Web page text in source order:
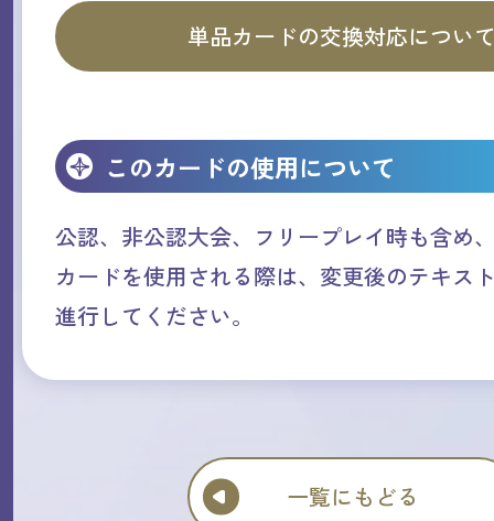
単品カードの交換対応につい
このカードの使用について
公認、非公認大会、フリープレイ時も含め
カードを使用される際は、変更後のテキス
進行してください。
一覧にもどる